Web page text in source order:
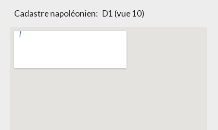
Cadastre napoléonien: D1 (vue 10)